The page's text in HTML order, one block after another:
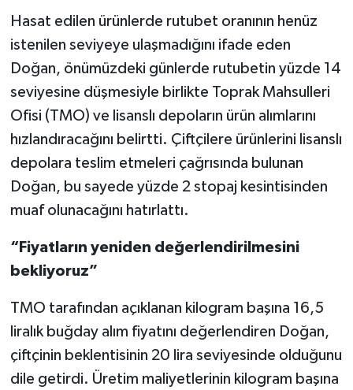
Hasat edilen ürünlerde rutubet oranının henüz
istenilen seviyeye ulaşmadığını ifade eden
Doğan, önümüzdeki günlerde rutubetin yüzde 14
seviyesine düşmesiyle birlikte Toprak Mahsulleri
Ofisi (TMO) ve lisanslı depoların ürün alımlarını
hızlandıracağını belirtti. Çiftçilere ürünlerini lisanslı
depolara teslim etmeleri çağrısında bulunan
Doğan, bu sayede yüzde 2 stopaj kesintisinden
muaf olunacağını hatırlattı.
“Fiyatların yeniden değerlendirilmesini
bekliyoruz”
TMO tarafından açıklanan kilogram başına 16,5
liralık buğday alım fiyatını değerlendiren Doğan,
çiftçinin beklentisinin 20 lira seviyesinde olduğunu
dile getirdi. Üretim maliyetlerinin kilogram başına